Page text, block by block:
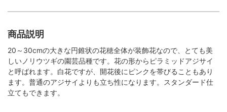
商品説明
20～30cmの大きな円錐状の花穂全体が装飾花なので、とても美
しいノリウツギの園芸品種です。花の形からピラミッドアジサイ
と呼ばれます。白花ですが、開花後にピンクを帯びることもあり
ます。普通のアジサイよりも立ち性になります。スタンダード仕
立てもできます。